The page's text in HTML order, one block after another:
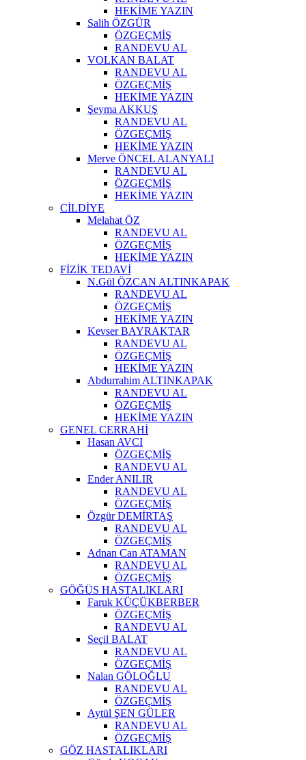
HEKİME YAZIN
Salih ÖZGÜR
ÖZGEÇMİŞ
RANDEVU AL
VOLKAN BALAT
RANDEVU AL
ÖZGEÇMİŞ
HEKİME YAZIN
Şeyma AKKUŞ
RANDEVU AL
ÖZGEÇMİŞ
HEKİME YAZIN
Merve ÖNCEL ALANYALI
RANDEVU AL
ÖZGEÇMİŞ
HEKİME YAZIN
CİLDİYE
Melahat ÖZ
RANDEVU AL
ÖZGEÇMİŞ
HEKİME YAZIN
FİZİK TEDAVİ
N.Gül ÖZCAN ALTINKAPAK
RANDEVU AL
ÖZGEÇMİŞ
HEKİME YAZIN
Kevser BAYRAKTAR
RANDEVU AL
ÖZGEÇMİŞ
HEKİME YAZIN
Abdurrahim ALTINKAPAK
RANDEVU AL
ÖZGEÇMİŞ
HEKİME YAZIN
GENEL CERRAHİ
Hasan AVCI
ÖZGEÇMİŞ
RANDEVU AL
Ender ANILIR
RANDEVU AL
ÖZGEÇMİŞ
Özgür DEMİRTAŞ
RANDEVU AL
ÖZGEÇMİŞ
Adnan Can ATAMAN
RANDEVU AL
ÖZGEÇMİŞ
GÖĞÜS HASTALIKLARI
Faruk KÜÇÜKBERBER
ÖZGEÇMİŞ
RANDEVU AL
Seçil BALAT
RANDEVU AL
ÖZGEÇMİŞ
Nalan GÖLOĞLU
RANDEVU AL
ÖZGEÇMİŞ
Aytül ŞEN GÜLER
RANDEVU AL
ÖZGEÇMİŞ
GÖZ HASTALIKLARI